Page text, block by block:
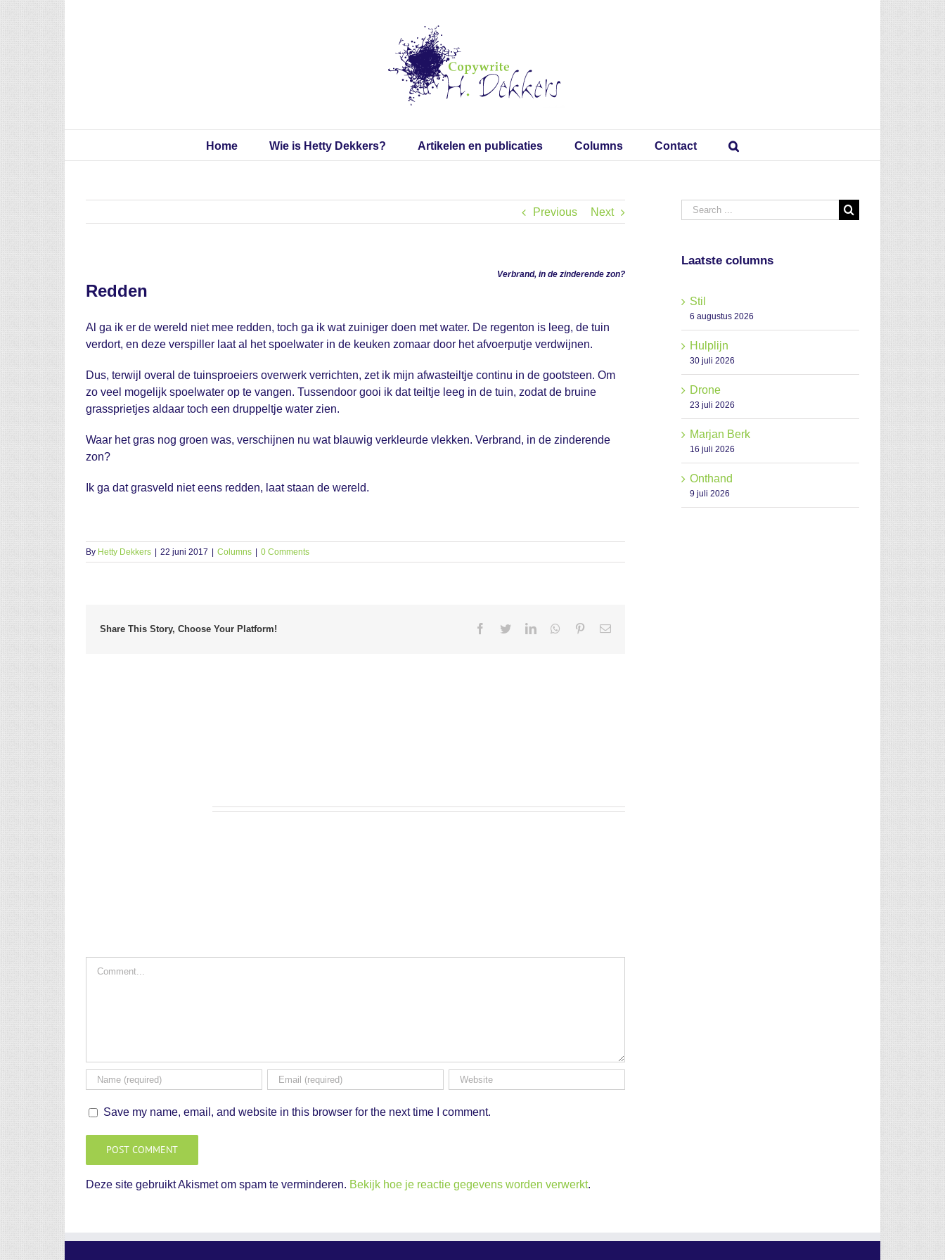
Home Wie is Hetty Dekkers? Artikelen en publicaties Columns Contact
Previous Next
Verbrand, in de zinderende zon?
Redden
Al ga ik er de wereld niet mee redden, toch ga ik wat zuiniger doen met water. De regenton is leeg, de tuin
verdort, en deze verspiller laat al het spoelwater in de keuken zomaar door het afvoerputje verdwijnen.
Dus, terwijl overal de tuinsproeiers overwerk verrichten, zet ik mijn afwasteiltje continu in de gootsteen. Om
zo veel mogelijk spoelwater op te vangen. Tussendoor gooi ik dat teiltje leeg in de tuin, zodat de bruine
grassprietjes aldaar toch een druppeltje water zien.
Waar het gras nog groen was, verschijnen nu wat blauwig verkleurde vlekken. Verbrand, in de zinderende
zon?
Ik ga dat grasveld niet eens redden, laat staan de wereld.
By Hetty Dekkers 22 juni 2017 Columns 0 Comments
Share This Story, Choose Your Platform! Facebook
TwitterLinkedInWhatsappPinterestEmail
Save my name, email, and website in this browser for the next time I comment.
Deze site gebruikt Akismet om spam te verminderen. Bekijk hoe je reactie gegevens worden verwerkt.
Search
for:
Laatste columns
Stil
6 augustus 2026
Hulplijn
30 juli 2026
Drone
23 juli 2026
Marjan Berk
16 juli 2026
Onthand
9 juli 2026